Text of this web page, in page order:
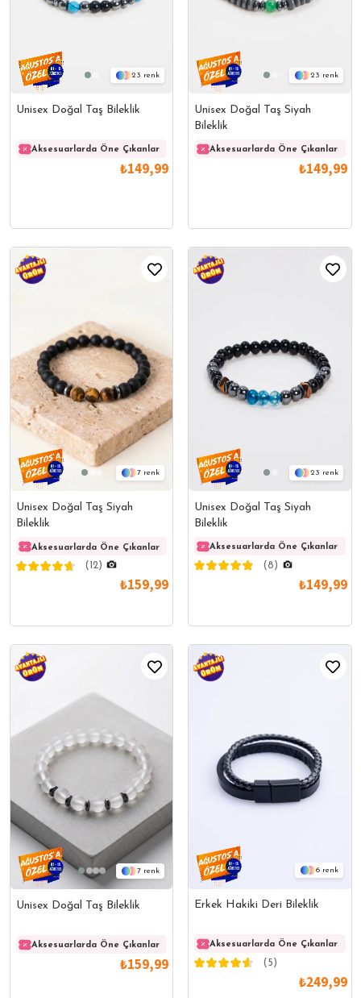
23
Unisex Doğal Taş Bileklik
Aksesuarlarda Öne Çıkanlar Aksesuarlarda Öne Çıkanlar
₺149,99
23
Unisex Doğal Taş Siyah
Bileklik
Aksesuarlarda Öne Çıkanlar
₺149,99
7
Unisex Doğal Taş Siyah
Bileklik
Aksesuarlarda Öne Çıkanlar Aksesuarlarda Öne Çıkanlar
(12)
₺159,99
23
Unisex Doğal Taş Siyah
Bileklik
Aksesuarlarda Öne Çıkanlar
(8)
₺149,99
7
Unisex Doğal Taş Bileklik
Aksesuarlarda Öne Çıkanlar Aksesuarlarda Öne Çıkanlar
₺159,99
6
Erkek Hakiki Deri Bileklik
Aksesuarlarda Öne Çıkanlar
(5)
₺249,99